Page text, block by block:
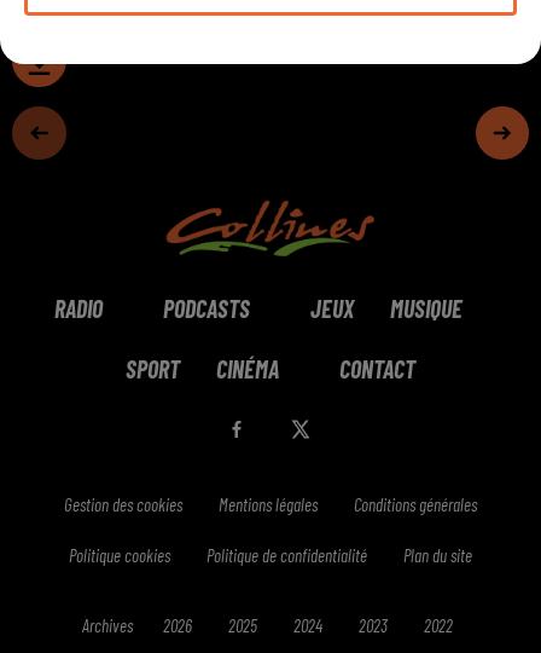
RADIO PODCASTS JEUX MUSIQUE
SPORT CINÉMA CONTACT
Gestion des cookies Mentions légales Conditions générales
Politique cookies Politique de confidentialité Plan du site
Archives 2026 2025 2024 2023 2022